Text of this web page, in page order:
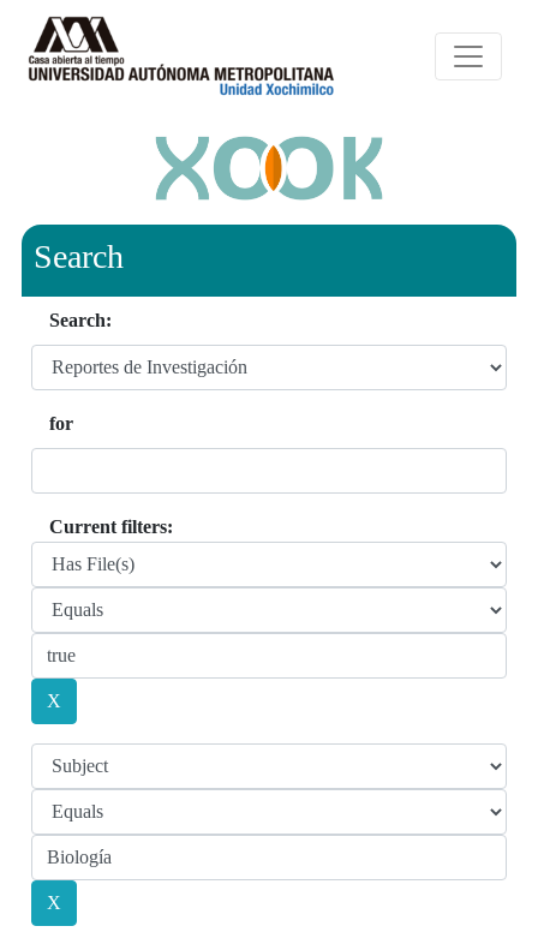
Search
Search:
for
Current filters: